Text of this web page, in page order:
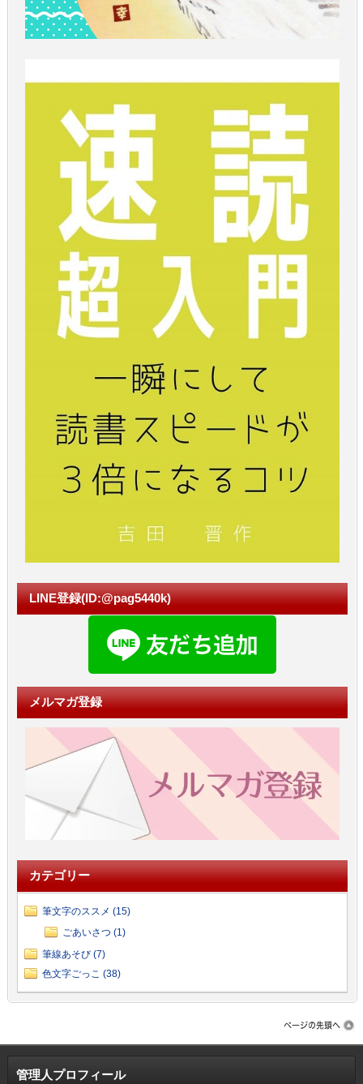
LINE登録(ID:@pag5440k)
メルマガ登録
カテゴリー
筆文字のススメ (15)
ごあいさつ (1)
筆線あそび (7)
色文字ごっこ (38)
管理人プロフィール